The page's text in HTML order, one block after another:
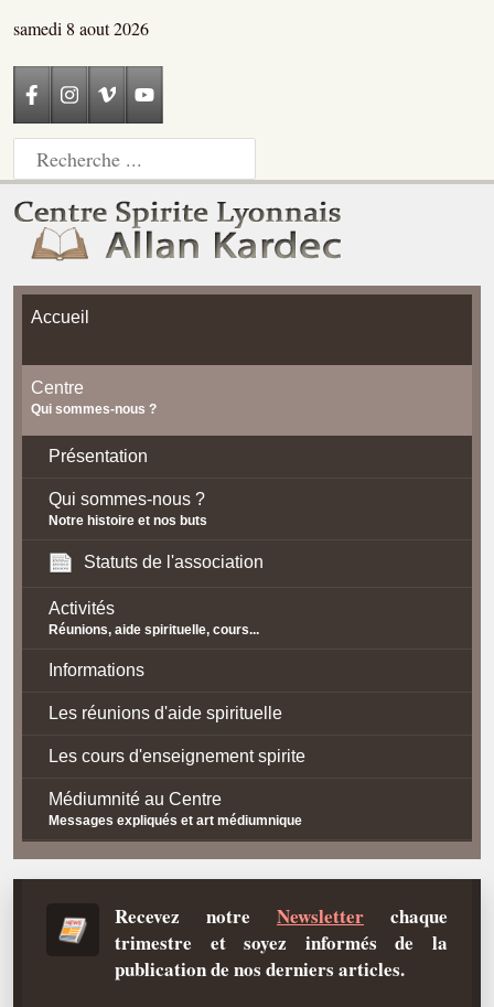
samedi 8 aout 2026
Accueil
Centre
Qui sommes-nous ?
Présentation
Qui sommes-nous ?
Notre histoire et nos buts
Statuts de l'association
Activités
Réunions, aide spirituelle, cours...
Informations
Les réunions d'aide spirituelle
Les cours d'enseignement spirite
Médiumnité au Centre
Messages expliqués et art médiumnique
Contact / Accès
La doctrine Spirite
Recevez notre Newsletter chaque
trimestre et soyez informés de la
publication de nos derniers articles.